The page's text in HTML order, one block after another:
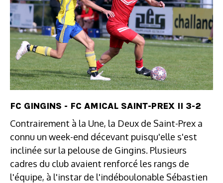
FC GINGINS - FC AMICAL SAINT-PREX II 3-2
Contrairement à la Une, la Deux de Saint-Prex a
connu un week-end décevant puisqu'elle s'est
inclinée sur la pelouse de Gingins. Plusieurs
cadres du club avaient renforcé les rangs de
l'équipe, à l'instar de l'indéboulonable Sébastien